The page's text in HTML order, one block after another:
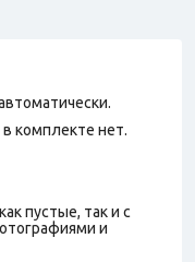
комплекте нет.
пустые, так и с
и